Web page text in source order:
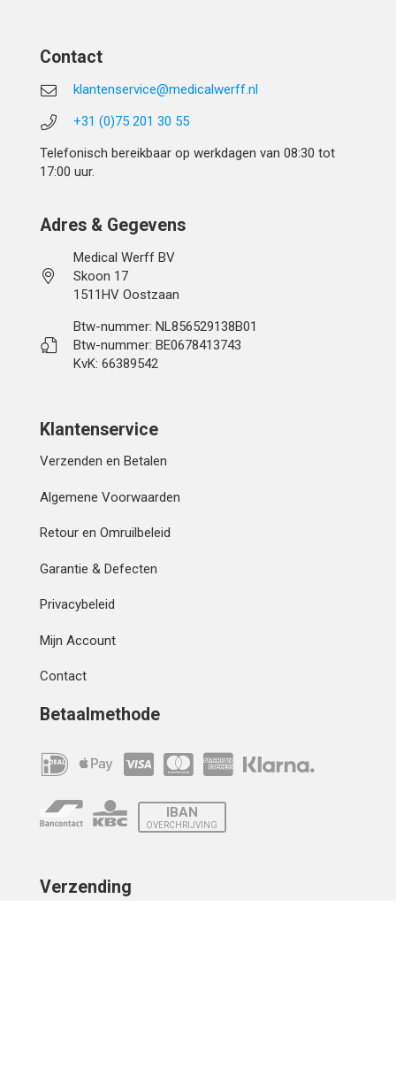
Contact
klantenservice@medicalwerff.nl
+31 (0)75 201 30 55
Telefonisch bereikbaar op werkdagen van 08:30 tot
17:00 uur.
Adres & Gegevens
Medical Werff BV
Skoon 17
1511HV Oostzaan
Btw-nummer: NL856529138B01
Btw-nummer: BE0678413743
KvK: 66389542
Klantenservice
Verzenden en Betalen
Algemene Voorwaarden
Retour en Omruilbeleid
Garantie & Defecten
Privacybeleid
Mijn Account
Contact
Betaalmethode
IBAN
OVERCHRIJVING
Verzending